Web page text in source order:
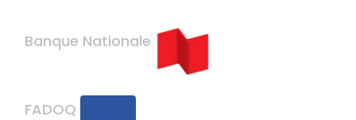
Banque Nationale
FADOQ